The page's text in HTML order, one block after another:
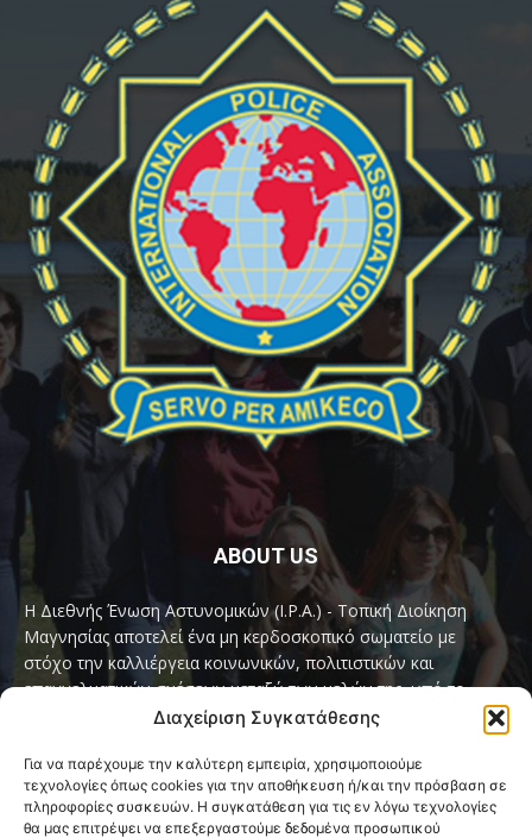
Διαχείριση Συγκατάθεσης
Για να παρέχουμε την καλύτερη εμπειρία, χρησιμοποιούμε
τεχνολογίες όπως cookies για την αποθήκευση ή/και την πρόσβαση σε
πληροφορίες συσκευών. Η συγκατάθεση για τις εν λόγω τεχνολογίες
θα μας επιτρέψει να επεξεργαστούμε δεδομένα προσωπικού
ABOUT US
Η Διεθνής Ένωση Αστυνομικών (I.P.A.) - Τοπική Διοίκηση
Μαγνησίας αποτελεί ένα μη κερδοσκοπικό σωματείο με
στόχο την καλλιέργεια κοινωνικών, πολιτιστικών και
επαγγελματικών σχέσεων μεταξύ των μελών της, υπό το
παγκόσμιο σύνθημα «Servo per Amikeco» (Υπηρετώ δια της
Contact us:ipamagnesia@gmail.com